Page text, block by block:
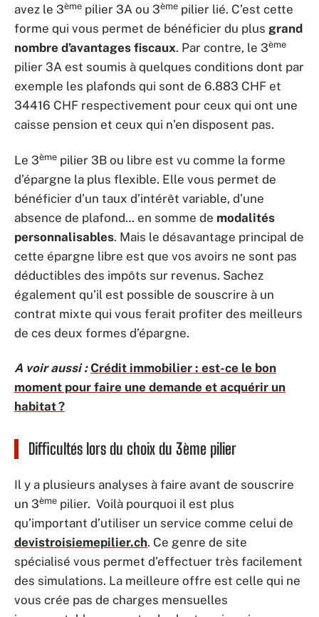
avez le 3ème pilier 3A ou 3ème pilier lié. C’est cette
forme qui vous permet de bénéficier du plus grand
nombre d’avantages fiscaux. Par contre, le 3ème
pilier 3A est soumis à quelques conditions dont par
exemple les plafonds qui sont de 6.883 CHF et
34416 CHF respectivement pour ceux qui ont une
caisse pension et ceux qui n’en disposent pas.
Le 3ème pilier 3B ou libre est vu comme la forme
d’épargne la plus flexible. Elle vous permet de
bénéficier d’un taux d’intérêt variable, d’une
absence de plafond… en somme de modalités
personnalisables. Mais le désavantage principal de
cette épargne libre est que vos avoirs ne sont pas
déductibles des impôts sur revenus. Sachez
également qu’il est possible de souscrire à un
contrat mixte qui vous ferait profiter des meilleurs
de ces deux formes d’épargne.
A voir aussi : Crédit immobilier : est-ce le bon
moment pour faire une demande et acquérir un
habitat ?
Difficultés lors du choix du 3ème pilier
Il y a plusieurs analyses à faire avant de souscrire
un 3ème pilier. Voilà pourquoi il est plus
qu’important d’utiliser un service comme celui de
devistroisiemepilier.ch. Ce genre de site
spécialisé vous permet d’effectuer très facilement
des simulations. La meilleure offre est celle qui ne
vous crée pas de charges mensuelles